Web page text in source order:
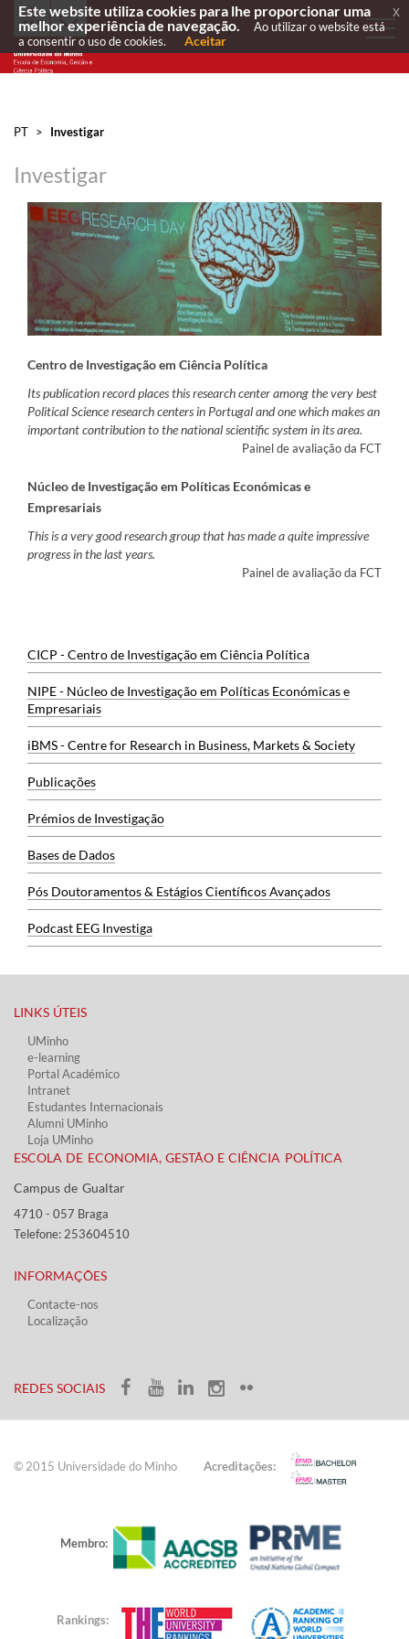
PT > Investigar
Investigar
Centro de Investigação em Ciência Política
Its publication record places this research center among the very best
Political Science research centers in Portugal and one which makes an
important contribution to the national scientific system in its area.
Painel de avaliação da FCT
Núcleo de Investigação em Políticas Económicas e
Empresariais​
This is a very good research group that has made a quite impressive
progress in the last years.
Painel de avaliação da FCT
CICP - Centro de Investigação em Ciência Política
NIPE - N​úcleo de Investigação em Políticas Económicas e
Empresariais​
iBMS - Centre for Research in Business, Markets & Society​
Publicações
Prémios de Investigação
Bases de Dados
Pós Doutoramentos & Estágios Científicos Avançados
Podcast EEG Investiga
LINKS ÚTEIS​
UMinho
e-learning
Portal Académico
Intranet
Estudantes Inter​​nacionais
Alumni UMinho
Loja UMinho
ESCOLA DE ECONOMIA, GESTÃO E CIÊNCIA POLÍTICA
Campus de Gualtar ​​
4710 - ​057 Braga
Telefone: 253604510​​
INFORMAÇÕES
Contacte-nos
Localização
​REDES SOCIAIS​​
© 2015 Universidade do ​Minho​​​ Acreditações:
Membro:
Rankings:
Este website utiliza cookies para lhe proporcionar uma
melhor experiência de navegação.
Ao utilizar o website está
a consentir o uso de cookies.
Aceitar
x